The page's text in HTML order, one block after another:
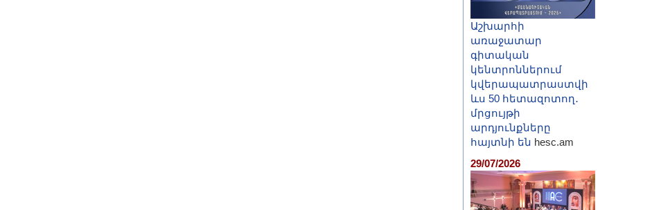
Աշխարհի
առաջատար
գիտական
կենտրոններում
կվերապատրաստվի
ևս 50 հետազոտող․
մրցույթի
արդյունքները
հայտնի են hesc.am
29/07/2026